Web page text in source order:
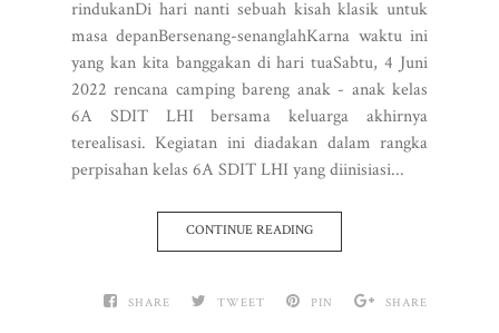
rindukanDi hari nanti sebuah kisah klasik untuk
masa depanBersenang-senanglahKarna waktu ini
yang kan kita banggakan di hari tuaSabtu, 4 Juni
2022 rencana camping bareng anak - anak kelas
6A SDIT LHI bersama keluarga akhirnya
terealisasi. Kegiatan ini diadakan dalam rangka
perpisahan kelas 6A SDIT LHI yang diinisiasi...
CONTINUE READING
SHARE TWEET PIN SHARE